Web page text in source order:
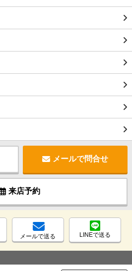
メールで問合せ
来店予約
メールで送る LINEで送る